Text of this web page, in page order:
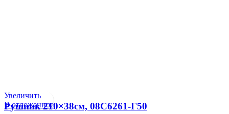
Увеличить
В отложенное
Рушник 210×38см, 08С6261-Г50